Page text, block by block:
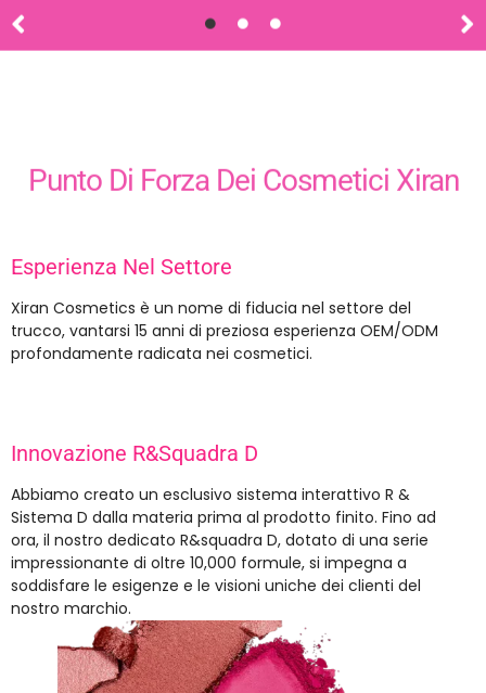
VAI AL MARCHIO PRIVATO
Punto Di Forza Dei Cosmetici Xiran
Esperienza Nel Settore
Xiran Cosmetics è un nome di fiducia nel settore del
trucco, vantarsi 15 anni di preziosa esperienza OEM/ODM
profondamente radicata nei cosmetici.
Innovazione R&Squadra D
Abbiamo creato un esclusivo sistema interattivo R &
Sistema D dalla materia prima al prodotto finito. Fino ad
ora, il nostro dedicato R&squadra D, dotato di una serie
impressionante di oltre 10,000 formule, si impegna a
soddisfare le esigenze e le visioni uniche dei clienti del
nostro marchio.